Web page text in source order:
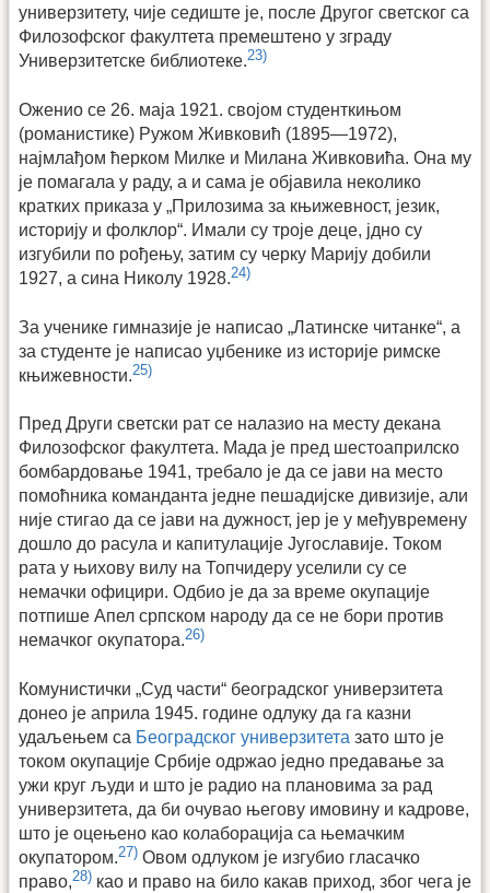
универзитету, чије седиште је, после Другог светског са
Филозофског факултета премештено у зграду
Универзитетске библиотеке.23)
Оженио се 26. маја 1921. својом студенткињом
(романистике) Ружом Живковић (1895—1972),
најмлађом ћерком Милке и Милана Живковића. Она му
је помагала у раду, а и сама је објавила неколико
кратких приказа у „Прилозима за књижевност, језик,
историју и фолклор“. Имали су троје деце, јдно су
изгубили по рођењу, затим су черку Марију добили
1927, а сина Николу 1928.24)
За ученике гимназије је написао „Латинске читанке“, а
за студенте је написао уџбенике из историје римске
књижевности.25)
Пред Други светски рат се налазио на месту декана
Филозофског факултета. Мада је пред шестоаприлско
бомбардовање 1941, требало је да се јави на место
помоћника команданта једне пешадијске дивизије, али
није стигао да се јави на дужност, јер је у међувремену
дошло до расула и капитулације Југославије. Током
рата у њихову вилу на Топчидеру уселили су се
немачки официри. Одбио је да за време окупације
потпише Апел српском народу да се не бори против
немачког окупатора.26)
Комунистички „Суд части“ београдског универзитета
донео је априла 1945. године одлуку да га казни
удаљењем са Београдског универзитета зато што је
током окупације Србије одржао једно предавање за
ужи круг људи и што је радио на плановима за рад
универзитета, да би очувао његову имовину и кадрове,
што је оцењено као колаборација са њемачким
окупатором.27) Овом одлуком је изгубио гласачко
право,28) као и право на било какав приход, због чега је